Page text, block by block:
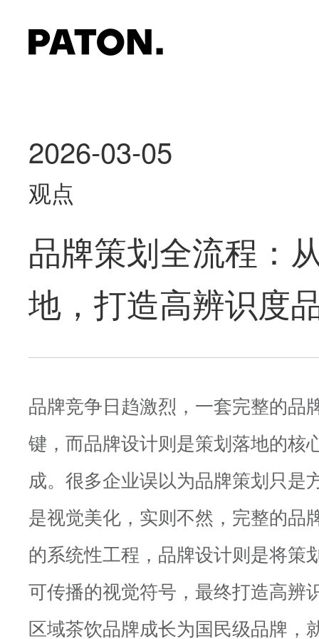
2026-03-05
观点
品牌策划全流程：
地，打造高辨识度
品牌竞争日趋激烈，一套完整的品
键，而品牌设计则是策划落地的核
成。很多企业误以为品牌策划只是
是视觉美化，实则不然，完整的品
的系统性工程，品牌设计则是将策
可传播的视觉符号，最终打造高辨
区域茶饮品牌成长为国民级品牌，